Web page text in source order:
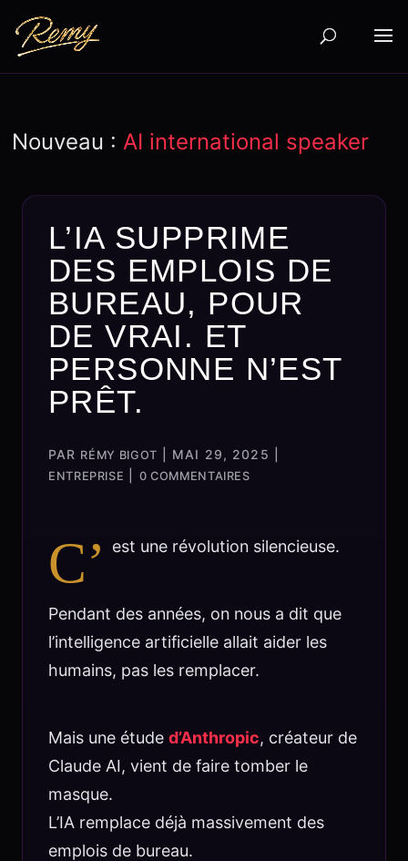
Nouveau :AI international speaker
L’IA SUPPRIME
DES EMPLOIS DE
BUREAU, POUR
DE VRAI. ET
PERSONNE N’EST
PRÊT.
PAR RÉMY BIGOT MAI 29, 2025
ENTREPRISE 0 COMMENTAIRES
C’ est une révolution silencieuse.
Pendant des années, on nous a dit que
l’intelligence artificielle allait aider les
humains, pas les remplacer.
Mais une étude d’Anthropic, créateur de
Claude AI, vient de faire tomber le
masque.
L’IA remplace déjà massivement des
emplois de bureau.